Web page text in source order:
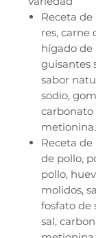
Receta de
res, carne
hígado de
guisantes
sabor
sodio,
carbonato
metionina.
Receta de
de pollo,
pollo,
molidos,
fosfato de
sal,